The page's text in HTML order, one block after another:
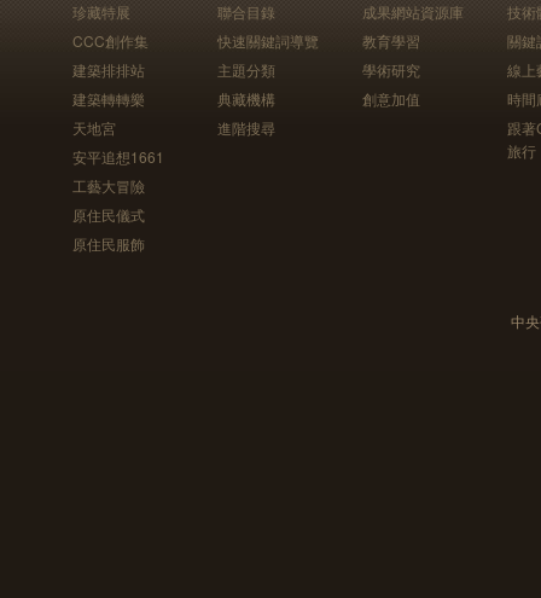
珍藏特展
CCC創作集
建築排排站
建築轉轉樂
天地宮
安平追想1661
工藝大冒險
原住民儀式
原住民服飾
聯合目錄
快速關鍵詞導覽
主題分類
典藏機構
進階搜尋
成果網站資源庫
教育學習
學術研究
創意加值
技術
關鍵
線上
時間
跟
旅行
中